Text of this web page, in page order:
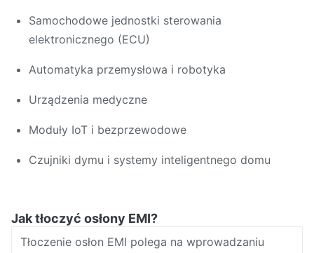
Samochodowe jednostki sterowania
elektronicznego (ECU)
Automatyka przemysłowa i robotyka
Urządzenia medyczne
Moduły IoT i bezprzewodowe
Czujniki dymu i systemy inteligentnego domu
Jak tłoczyć osłony EMI?
Tłoczenie osłon EMI polega na wprowadzaniu